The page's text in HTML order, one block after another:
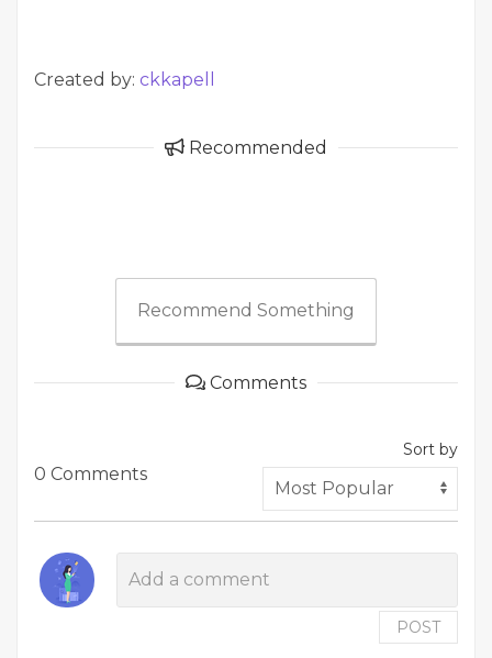
Created by: ckkapell
Recommended
Recommend Something
Comments
0 Comments
Sort by
POST